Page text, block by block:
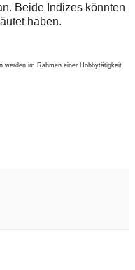
Beide Indizes könnten
haben.
werden im Rahmen einer Hobbytätigkeit